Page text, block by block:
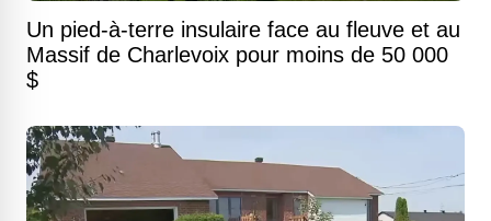
Un pied-à-terre insulaire face au fleuve et au
Massif de Charlevoix pour moins de 50 000
$